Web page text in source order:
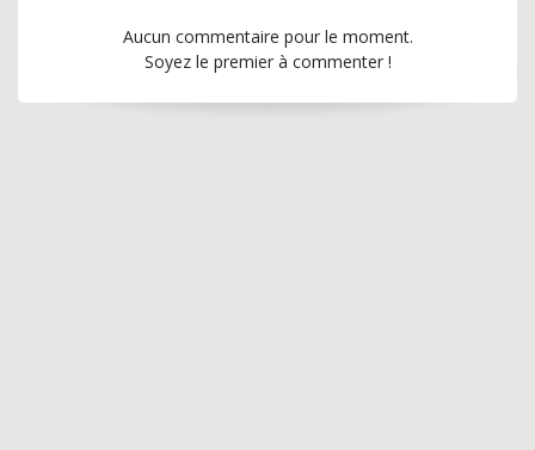
Aucun commentaire pour le moment.
Soyez le premier à commenter !